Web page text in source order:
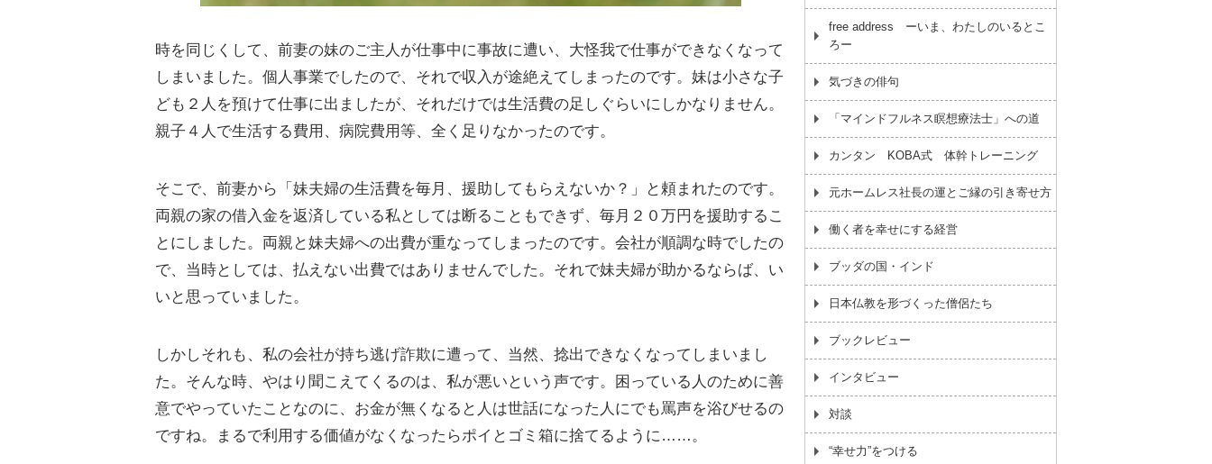
時を同じくして、前妻の妹のご主人が仕事中に事故に遭い、大怪我で仕事ができなくなって
しまいました。個人事業でしたので、それで収入が途絶えてしまったのです。妹は小さな子
ども２人を預けて仕事に出ましたが、それだけでは生活費の足しぐらいにしかなりません。
親子４人で生活する費用、病院費用等、全く足りなかったのです。
そこで、前妻から「妹夫婦の生活費を毎月、援助してもらえないか？」と頼まれたのです。
両親の家の借入金を返済している私としては断ることもできず、毎月２０万円を援助するこ
とにしました。両親と妹夫婦への出費が重なってしまったのです。会社が順調な時でしたの
で、当時としては、払えない出費ではありませんでした。それで妹夫婦が助かるならば、い
いと思っていました。
しかしそれも、私の会社が持ち逃げ詐欺に遭って、当然、捻出できなくなってしまいまし
た。そんな時、やはり聞こえてくるのは、私が悪いという声です。困っている人のために善
意でやっていたことなのに、お金が無くなると人は世話になった人にでも罵声を浴びせるの
ですね。まるで利用する価値がなくなったらポイとゴミ箱に捨てるように……。
free address ーいま、わたしのいるとこ
ろー
気づきの俳句
「マインドフルネス瞑想療法士」への道
カンタン KOBA式 体幹トレーニング
元ホームレス社長の運とご縁の引き寄せ方
働く者を幸せにする経営
ブッダの国・インド
日本仏教を形づくった僧侶たち
ブックレビュー
インタビュー
対談
“幸せ力”をつける